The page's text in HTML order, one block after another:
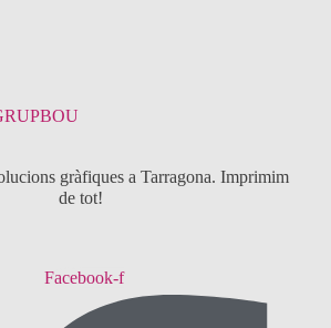
gràfiques a Tarragona. Imprimim
de tot!
Facebook-f